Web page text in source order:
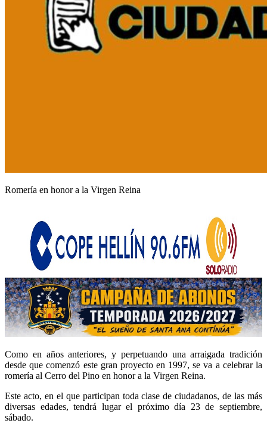
Romería en honor a la Virgen Reina
Como en años anteriores, y perpetuando una arraigada tradición
desde que comenzó este gran proyecto en 1997, se va a celebrar la
romería al Cerro del Pino en honor a la Virgen Reina.
Este acto, en el que participan toda clase de ciudadanos, de las más
diversas edades, tendrá lugar el próximo día 23 de septiembre,
sábado.